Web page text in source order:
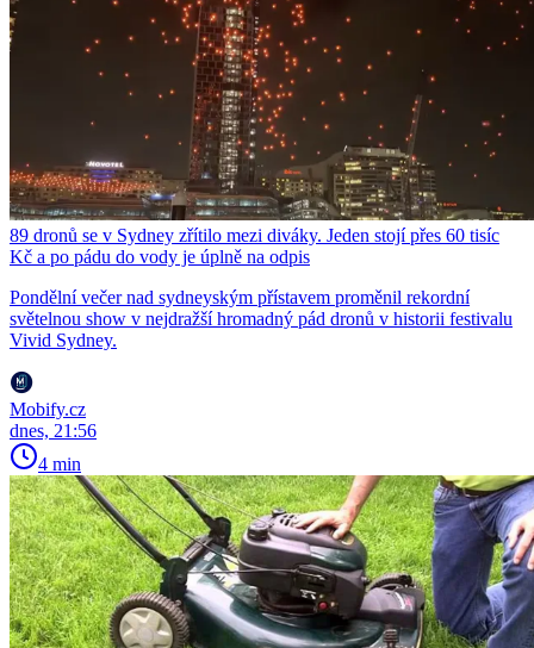
89 dronů se v Sydney zřítilo mezi diváky. Jeden stojí přes 60 tisíc
Kč a po pádu do vody je úplně na odpis
Pondělní večer nad sydneyským přístavem proměnil rekordní
světelnou show v nejdražší hromadný pád dronů v historii festivalu
Vivid Sydney.
Mobify.cz
dnes, 21:56
4 min